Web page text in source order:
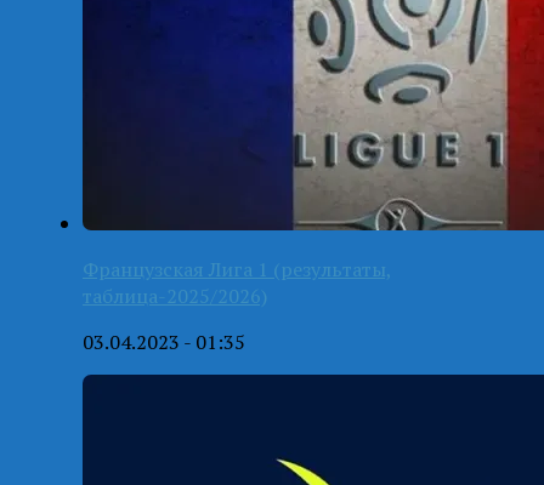
Французская Лига 1 (результаты,
таблица-2025/2026)
03.04.2023 - 01:35